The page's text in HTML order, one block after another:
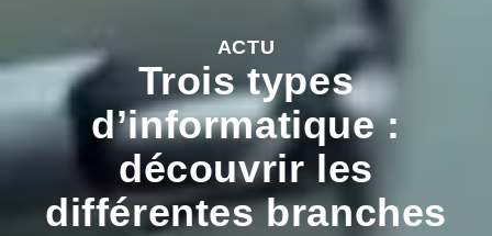
ACTU
Trois types
d’informatique :
découvrir les
différentes branches